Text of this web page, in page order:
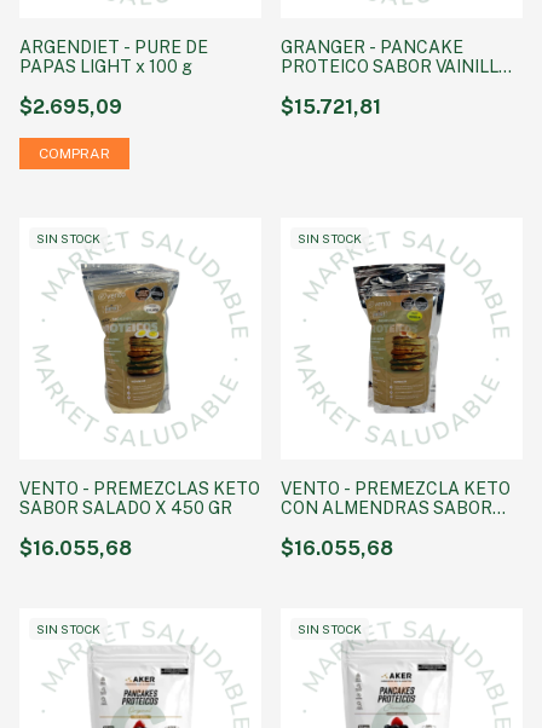
ARGENDIET - PURE DE
PAPAS LIGHT x 100 g
$2.695,09
GRANGER - PANCAKE
PROTEICO SABOR VAINILLA
$15.721,81
SIN STOCK
VENTO - PREMEZCLAS KETO
SABOR SALADO X 450 GR
$16.055,68
SIN STOCK
VENTO - PREMEZCLA KETO
CON ALMENDRAS SABOR
$16.055,68
SIN STOCK SIN STOCK